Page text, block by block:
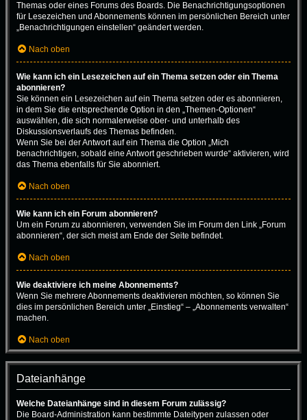
Themas oder eines Forums des Boards. Die Benachrichtigungsoptionen
für Lesezeichen und Abonnements können im persönlichen Bereich unter
„Benachrichtigungen einstellen“ geändert werden.
Nach oben
Wie kann ich ein Lesezeichen auf ein Thema setzen oder ein Thema
abonnieren?
Sie können ein Lesezeichen auf ein Thema setzen oder es abonnieren,
in dem Sie die entsprechende Option in den „Themen-Optionen“
auswählen, die sich normalerweise ober- und unterhalb des
Diskussionsverlaufs des Themas befinden.
Wenn Sie bei der Antwort auf ein Thema die Option „Mich
benachrichtigen, sobald eine Antwort geschrieben wurde“ aktivieren, wird
das Thema ebenfalls für Sie abonniert.
Nach oben
Wie kann ich ein Forum abonnieren?
Um ein Forum zu abonnieren, verwenden Sie im Forum den Link „Forum
abonnieren“, der sich meist am Ende der Seite befindet.
Nach oben
Wie deaktiviere ich meine Abonnements?
Wenn Sie mehrere Abonnements deaktivieren möchten, so können Sie
dies im persönlichen Bereich unter „Einstieg“ – „Abonnements verwalten“
machen.
Nach oben
Dateianhänge
Welche Dateianhänge sind in diesem Forum zulässig?
Die Board-Administration kann bestimmte Dateitypen zulassen oder